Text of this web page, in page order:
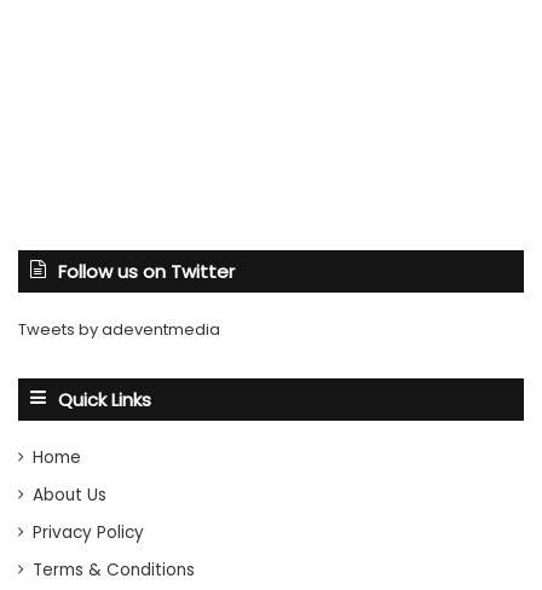
Follow us on Twitter
Tweets by adeventmedia
Quick Links
Home
About Us
Privacy Policy
Terms & Conditions